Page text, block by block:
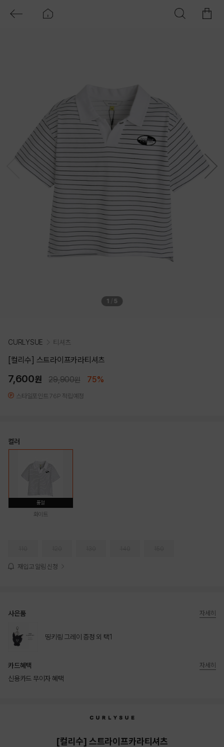
1 5
CURLYSUE 티셔츠
[컬리수] 스트라이프카라티셔츠
7,600원 29,900원 75%
스타일포인트 76P 적립예정
컬러
품절
화이트
재입고 알림 신청
사은품
띵키링 그레이 증정 외 택1
자세히
카드혜택
신용카드 무이자 혜택
자세히
[컬리수] 스트라이프카라티셔츠